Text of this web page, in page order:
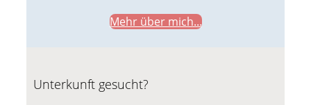
Mehr über mich...
Unterkunft gesucht?